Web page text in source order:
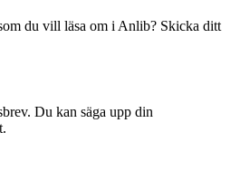
du vill läsa om i Anlib? Skicka ditt
Du kan säga upp din